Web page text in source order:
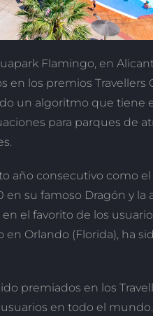
Flamingo, en
en los premios Travellers
un algoritmo que tiene
para parques de
año consecutivo como
su famoso Dragón y la
el favorito de los
en Orlando (Florida), ha
premiados en los
en todo el mundo.